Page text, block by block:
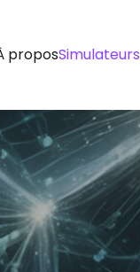
proposSimulateurs